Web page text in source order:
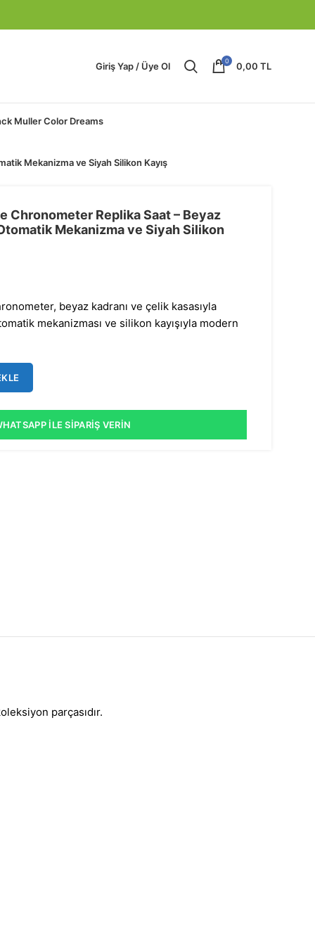
Giriş Yap / Üye Ol 0 0,00 TL
Muller Color Dreams
Mekanizma ve Siyah Silikon Kayış
Chronometer Replika Saat – Beyaz
Mekanizma ve Siyah Silikon
beyaz kadranı ve çelik kasasıyla
mekanizması ve silikon kayışıyla modern
İLE SIPARIŞ VERIN
parçasıdır.